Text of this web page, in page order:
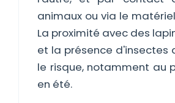
animaux ou via le
La proximité avec des
et la présence d'insectes
le risque, notamment au
en été.